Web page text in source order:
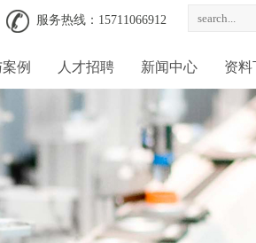
服务热线：15711066912
例 人才招聘 新闻中心 资料